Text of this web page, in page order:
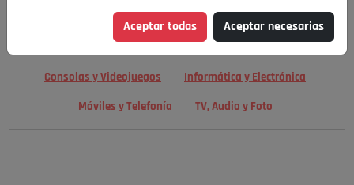
Cine, Libros y Música Coleccionismo
Consolas y Videojuegos Informática y Electrónica
Móviles y Telefonía TV, Audio y Foto
Aceptar todas Aceptar necesarias